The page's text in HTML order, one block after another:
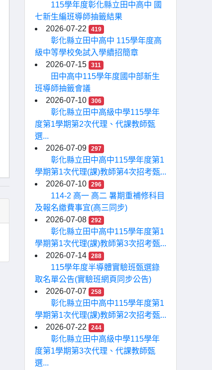
115學年度彰化縣立田中高中 國
七新生編班導師抽籤結果
2026-07-22
419
彰化縣立田中高中 115學年度高
級中等學校免試入學續招簡章
2026-07-15
311
田中高中115學年度國中部新生
班導師抽籤會議
2026-07-10
306
彰化縣立田中高級中學115學年
度第1學期第2次代理、代課教師甄
選...
2026-07-09
297
彰化縣立田中高中115學年度第1
學期第1次代理(課)教師第4次招考甄...
2026-07-10
296
114-2 高一 高二 暑期重補修科目
及報名繳費事宜(高三同步)
2026-07-08
292
彰化縣立田中高中115學年度第1
學期第1次代理(課)教師第3次招考甄...
2026-07-14
288
115學年度半導體實驗班甄選錄
取名單公告(實驗班網頁同步公告)
2026-07-07
258
彰化縣立田中高中115學年度第1
學期第1次代理(課)教師第2次招考甄...
2026-07-22
244
彰化縣立田中高級中學115學年
度第1學期第3次代理、代課教師甄
選...